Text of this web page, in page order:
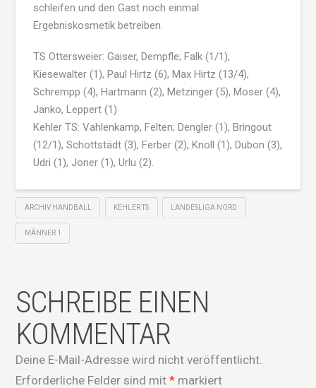
schleifen und den Gast noch einmal
Ergebniskosmetik betreiben.
TS Ottersweier: Gaiser, Dempfle; Falk (1/1),
Kiesewalter (1), Paul Hirtz (6), Max Hirtz (13/4),
Schrempp (4), Hartmann (2), Metzinger (5), Moser (4),
Janko, Leppert (1)
Kehler TS: Vahlenkamp, Felten; Dengler (1), Bringout
(12/1), Schottstädt (3), Ferber (2), Knoll (1), Dübon (3),
Udri (1), Joner (1), Urlu (2).
ARCHIV HANDBALL KEHLER TS LANDESLIGA NORD
MÄNNER 1
SCHREIBE EINEN
KOMMENTAR
Deine E-Mail-Adresse wird nicht veröffentlicht.
Erforderliche Felder sind mit* markiert